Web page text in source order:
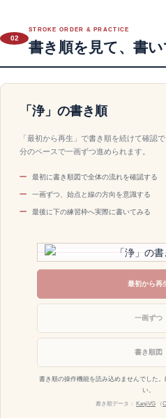
02
STROKE ORDER & PRACTICE
書き順を見て、書
「浄」の書き順
「最初から再生」で書き順を続けて確認
分のペースで一画ずつ進められます。
最初に書き順図で全体の流れを確認する
一画ずつ、始点と線の方向を意識する
最後に下の練習枠へ実際に書いてみる
最初から再
一画ずつ
書き順図
書き順の操作機能を読み込めませんでした
い。
書き順データ： KanjiVG （